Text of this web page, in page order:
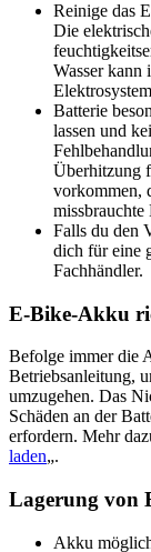
Reinige das
Die
Wasser kann
Batterie
lassen und
Überhitzung
vorkommen,
Falls du den
dich für eine
Fachhändler.
E-Bike-Akku
Befolge immer die
Betriebsanleitung,
umzugehen. Das
Schäden an der
erfordern. Mehr
laden„.
Lagerung von
Akku